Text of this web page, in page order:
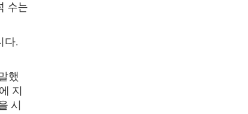
수는
다.
했
지
시